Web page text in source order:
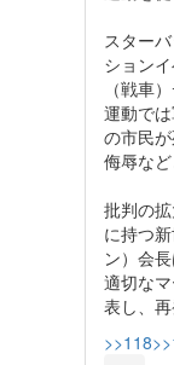
スター
ション
（戦車
運動で
の市民
侮辱など
批判の
に持つ
ン）会
適切な
表し、再
>>118